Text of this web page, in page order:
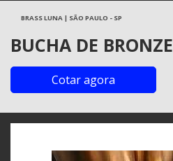
BRASS LUNA | SÃO PAULO - SP
BUCHA DE BRONZE
Cotar agora